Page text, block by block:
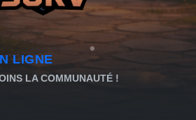
LIGNE
LA COMMUNAUTÉ !